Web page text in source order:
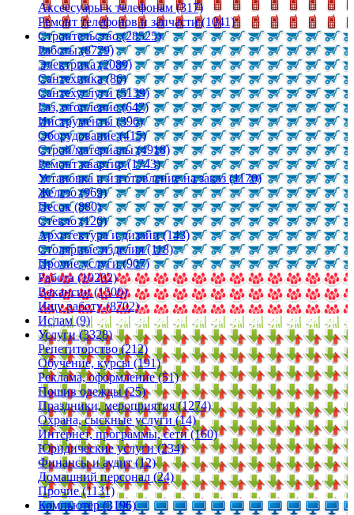
Аксессуары к телефонам (317)
Ремонт телефонов и запчасти (1041)
Строительство (28525)
Работы (8779)
Электрика (2089)
Сантехника (86)
Сантехуслуги (5139)
Газ, отопление (647)
Инструменты (396)
Оборудование (415)
Строй/материалы (4918)
Ремонт квартир (1743)
Установка и изготовление на заказ (1170)
Железо (969)
Песок (880)
Стекло (126)
Архитектура и дизайн (143)
Столярные изделия (118)
Прочие услуги (907)
Работа (10202)
Вакансии (1500)
Ищу работу (8702)
Ислам (9)
Услуги (3328)
Репетиторство (212)
Обучение, курсы (191)
Реклама, оформление (51)
Пошив одежды (25)
Праздники, мероприятия (1274)
Охрана, сыскные услуги (14)
Интернет, программы, сети (160)
Юридические услуги (234)
Финансы и аудит (12)
Домашний персонал (24)
Прочие (1131)
Компьютер (3196)